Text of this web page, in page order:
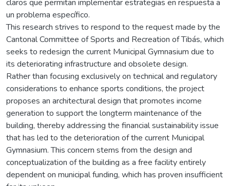
claros que permitan implementar estrategias en respuesta a
un problema específico.
This research strives to respond to the request made by the
Cantonal Committee of Sports and Recreation of Tibás, which
seeks to redesign the current Municipal Gymnasium due to
its deteriorating infrastructure and obsolete design.
Rather than focusing exclusively on technical and regulatory
considerations to enhance sports conditions, the project
proposes an architectural design that promotes income
generation to support the longterm maintenance of the
building, thereby addressing the financial sustainability issue
that has led to the deterioration of the current Municipal
Gymnasium. This concern stems from the design and
conceptualization of the building as a free facility entirely
dependent on municipal funding, which has proven insufficient